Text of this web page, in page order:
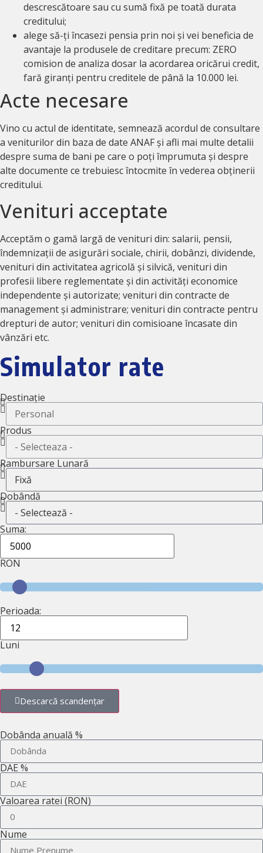
descrescătoare sau cu sumă fixă pe toată durata
creditului;
alege să-ți încasezi pensia prin noi și vei beneficia de
avantaje la produsele de creditare precum: ZERO
comision de analiza dosar la acordarea oricărui credit,
fară giranți pentru creditele de până la 10.000 lei.
Acte necesare
Vino cu actul de identitate, semnează acordul de consultare
a veniturilor din baza de date ANAF și afli mai multe detalii
despre suma de bani pe care o poți împrumuta și despre
alte documente ce trebuiesc întocmite în vederea obținerii
creditului.
Venituri acceptate
Acceptăm o gamă largă de venituri din: salarii, pensii,
îndemnizații de asigurări sociale, chirii, dobânzi, dividende,
venituri din activitatea agricolă și silvică, venituri din
profesii libere reglementate și din activități economice
independente și autorizate; venituri din contracte de
management și administrare; venituri din contracte pentru
drepturi de autor; venituri din comisioane încasate din
vânzări etc.
Simulator rate
Destinație
Produs
Rambursare Lunară
Dobândă
Suma:
RON
Perioada:
Luni
Descarcă scandențar
Dobânda anuală %
DAE %
Valoarea ratei (RON)
Nume